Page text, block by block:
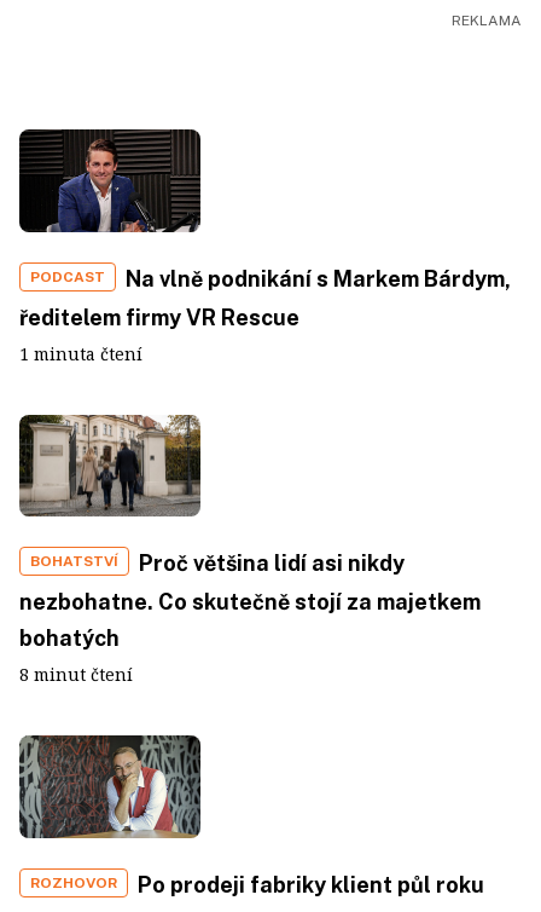
PODCAST
Na vlně podnikání s Markem Bárdym,
ředitelem firmy VR Rescue
1 minuta čtení
BOHATSTVÍ
Proč většina lidí asi nikdy
nezbohatne. Co skutečně stojí za majetkem
bohatých
8 minut čtení
ROZHOVOR
Po prodeji fabriky klient půl roku